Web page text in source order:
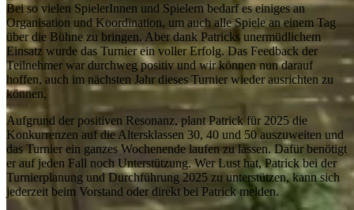
Bei so vielen SpielerInnen und Spielern bedarf es einiges an
Organisation und Koordination, um auch alle Spiele an einem Tag
über die Bühne zu bringen. Aber dank Patricks unermüdlichem
Einsatz wurde das Turnier ein voller Erfolg. Das Feedback der
Teilnehmer war durchweg positiv und wir können nun darauf
hoffen, auch im nächsten Jahr dieses Turnier wieder ausrichten zu
können,
Aufgrund der positiven Resonanz, plant Patrick für 2025 die
Konkurrenzen auf die Altersklassen 30, 40 und 50 auszuweiten und
das Turnier ein ganzes Wochenende laufen zu lassen. Dafür benötigt
er auf jeden Fall noch Unterstützung. Wer Lust hat, Patrick bei der
Turnierplanung und Durchführung 2025 zu unterstützen, kann sich
jederzeit beim Vorstand oder direkt bei Patrick melden.